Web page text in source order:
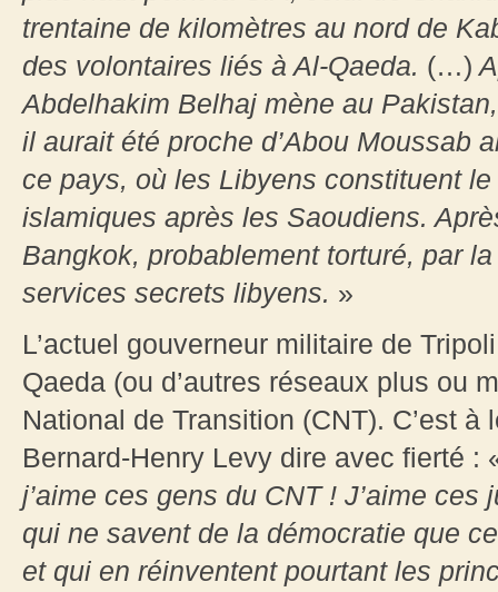
trentaine de kilomètres au nord de
des volontaires liés à Al-Qaeda. (…)
Abdelhakim Belhaj mène au
il aurait été proche d’Abou Moussab
ce pays, où les Libyens constituent
islamiques après les Saoudiens.
Bangkok, probablement torturé, par
services secrets libyens. »
L’actuel gouverneur militaire de
Qaeda (ou d’autres réseaux plus ou
National de Transition (CNT). C’est à
Bernard-Henry Levy dire avec fierté :
j’aime ces gens du CNT ! J’aime
qui ne savent de la démocratie que
et qui en réinventent pourtant les